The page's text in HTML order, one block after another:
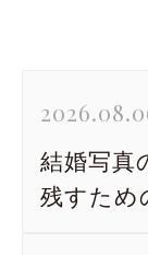
結婚写真
残すため